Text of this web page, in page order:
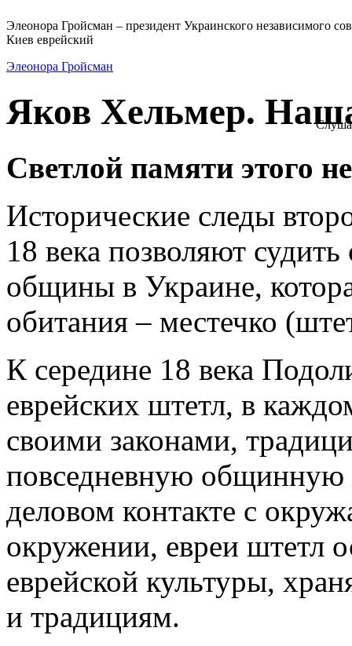
Элеонора Гройсман – президент Украинского независимого
Киев еврейский
Элеонора Гройсман
Яков Хельмер.
Светлой памяти этого
Исторические следы
18 века позволяют
общины в Украине,
обитания – местечко
К середине 18 века
еврейских штетл, в
своими законами,
повседневную общинную
деловом контакте с
окружении, евреи штетл
еврейской культуры,
и традициям.